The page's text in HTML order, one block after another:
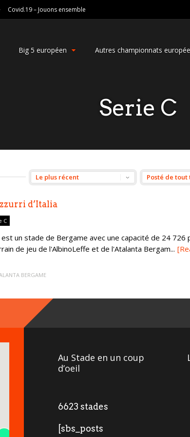
Covid.19 – Jouons ensemble
Big 5 européen Autres championnats
Serie C
d’Italia
C
un stade de Bergame avec une capacité de 24 726
de jeu de l'AlbinoLeffe et de l'Atalanta Bergam...
BERGAME
Au Stade en un coup
d’oeil
6623 stades
[sbs_posts